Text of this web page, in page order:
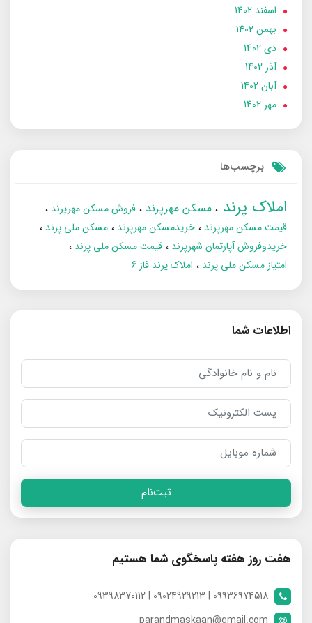
اسفند 1402
بهمن 1402
دی 1402
آذر 1402
آبان 1402
مهر 1402
برچسب‌ها
املاک پرند مسکن مهرپرند
فروش مسکن مهرپرند
قیمت مسکن مهرپرند
خریدمسکن مهرپرند
مسکن ملی پرند
خریدوفروش آپارتمان شهرپرند
قیمت مسکن ملی پرند
امتیاز مسکن ملی پرند
املاک پرند فاز 6
اطلاعات شما
ثبت‌نام
هفت روز هفته پاسخگوی شما هستیم
09936974518 | 09024929213 | 09398370112
parandmaskaan@gmail.com